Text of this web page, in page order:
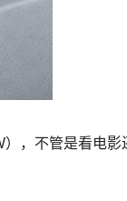
，不管是看电影